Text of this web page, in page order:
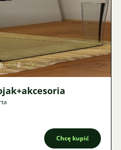
Zdjęcie
2
Chcę kupić